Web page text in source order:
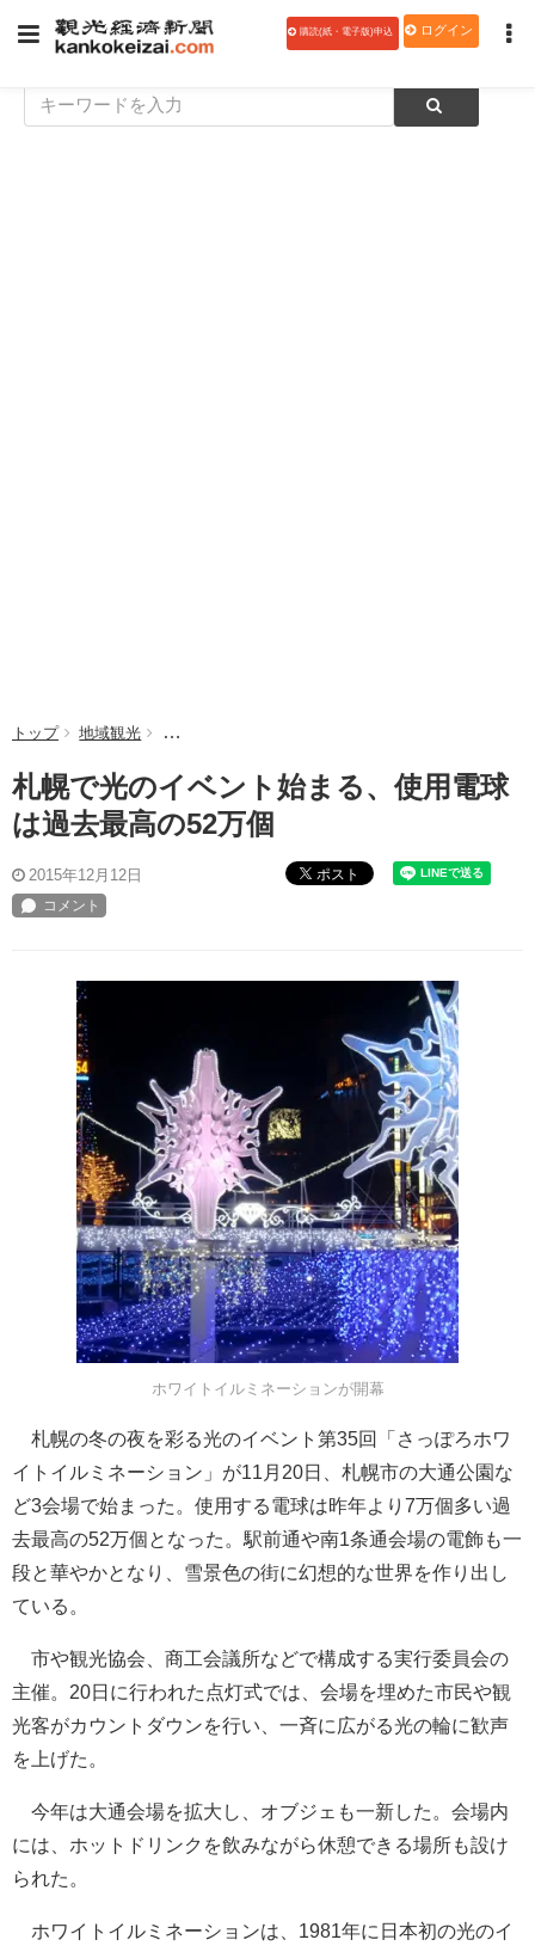
購読(紙・電子版)申込 ログイン
トップ 地域観光 札幌で光のイベント始まる、使用電球は過去最高の
札幌で光のイベント始まる、使用電球
は過去最高の52万個
2015年12月12日 ポスト
ホワイトイルミネーションが開幕
札幌の冬の夜を彩る光のイベント第35回「さっぽろホワ
イトイルミネーション」が11月20日、札幌市の大通公園な
ど3会場で始まった。使用する電球は昨年より7万個多い過
去最高の52万個となった。駅前通や南1条通会場の電飾も一
段と華やかとなり、雪景色の街に幻想的な世界を作り出し
ている。
市や観光協会、商工会議所などで構成する実行委員会の
主催。20日に行われた点灯式では、会場を埋めた市民や観
光客がカウントダウンを行い、一斉に広がる光の輪に歓声
を上げた。
今年は大通会場を拡大し、オブジェも一新した。会場内
には、ホットドリンクを飲みながら休憩できる場所も設け
られた。
ホワイトイルミネーションは、1981年に日本初の光のイ